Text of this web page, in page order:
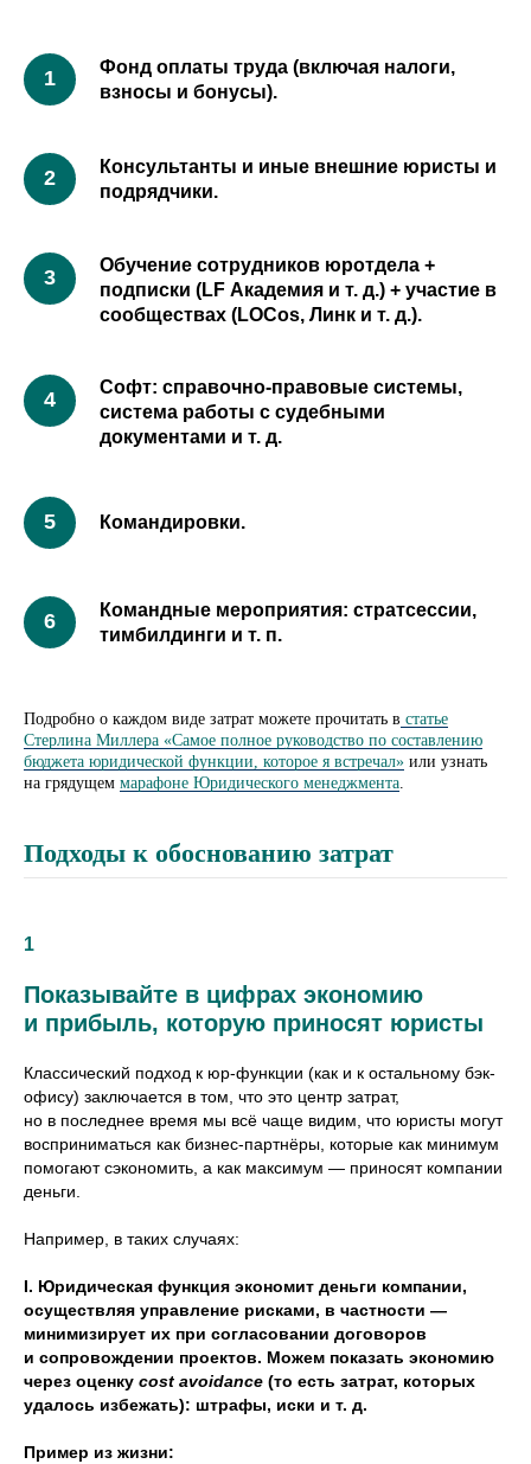
Фонд оплаты труда (включая налоги,
взносы и бонусы).
Консультанты и иные внешние юристы и
подрядчики.
Обучение сотрудников юротдела +
подписки (LF Академия и т. д.) + участие в
сообществах (LOCos, Линк и т. д.).
Софт: справочно-правовые системы,
система работы с судебными
документами и т. д.
Командировки.
Командные мероприятия: стратсессии,
тимбилдинги и т. п.
Подробно о каждом виде затрат можете прочитать в статье
Стерлина Миллера «Самое полное руководство по составлению
бюджета юридической функции, которое я встречал» или узнать
на грядущем марафоне Юридического менеджмента
Подходы к обоснованию затрат
1
Показывайте в цифрах экономию
и прибыль, которую приносят юристы
Классический подход к юр-функции (как и к остальному бэк-
офису) заключается в том, что это центр затрат,
но в последнее время мы всё чаще видим, что юристы могут
восприниматься как бизнес-партнёры, которые как минимум
помогают сэкономить, а как максимум — приносят компании
деньги.
Например, в таких случаях:
I. Юридическая функция экономит деньги компании,
осуществляя управление рисками, в частности —
минимизирует их при согласовании договоров
и сопровождении проектов. Можем показать экономию
через оценку cost avoidance (то есть затрат, которых
удалось избежать): штрафы, иски и т. д.
Пример из жизни:
Подробнее о Марафоне ➞
15 АПРЕЛЯ - 17 МАЯ
Менеджер по юридическим
операциям
LegalOps Набор команды
Качество работы
Юридические продукты
5 правил оптимизации
бизнес-процессов